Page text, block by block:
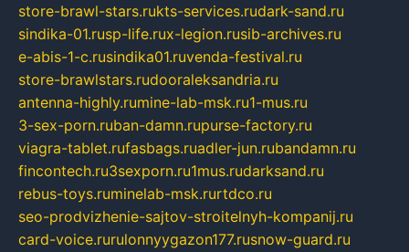
store-brawl-stars.rukts-services.rudark-sand.ru
sindika-01.rusp-life.rux-legion.rusib-archives.ru
e-abis-1-c.rusindika01.ruvenda-festival.ru
store-brawlstars.rudooraleksandria.ru
antenna-highly.rumine-lab-msk.ru1-mus.ru
3-sex-porn.ruban-damn.rupurse-factory.ru
viagra-tablet.rufasbags.ruadler-jun.rubandamn.ru
fincontech.ru3sexporn.ru1mus.rudarksand.ru
rebus-toys.ruminelab-msk.rurtdco.ru
seo-prodvizhenie-sajtov-stroitelnyh-kompanij.ru
card-voice.rurulonnyygazon177.rusnow-guard.ru